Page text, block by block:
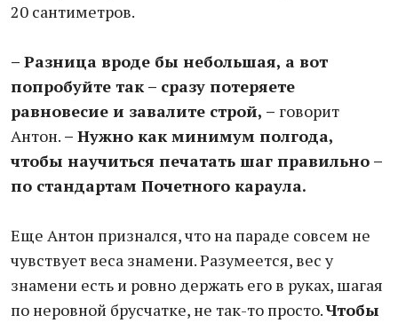
20 сантиметров.
– Разница вроде бы небольшая, а вот
попробуйте так – сразу потеряете
равновесие и завалите строй, – говорит
Антон. – Нужно как минимум полгода,
чтобы научиться печатать шаг правильно –
по стандартам Почетного караула.
Еще Антон признался, что на параде совсем не
чувствует веса знамени. Разумеется, вес у
знамени есть и ровно держать его в руках, шагая
по неровной брусчатке, не так-то просто.Чтобы